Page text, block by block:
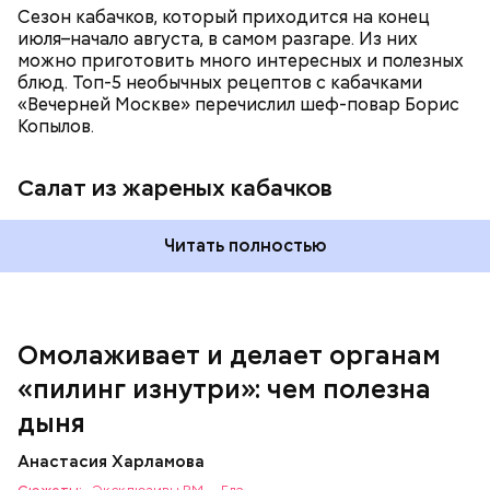
Сезон кабачков, который приходится на конец
июля–начало августа, в самом разгаре. Из них
можно приготовить много интересных и полезных
блюд. Топ-5 необычных рецептов с кабачками
«Вечерней Москве» перечислил шеф-повар Борис
Копылов.
Салат из жареных кабачков
Читать полностью
Омолаживает и делает органам
«пилинг изнутри»: чем полезна
дыня
Анастасия Харламова
кремний — укрепляет кости, зубы, волосы и
ногти и оказывает омолаживающее действие;
клетчатка — достаточно нежная и забирает
излишки холестерина, сахара и соли тяжелых
фолиевая кислота (в большом количестве) —
она необходима беременным женщинам,
чтобы формировалась нервная трубка у
— В момент стресса он держит сосуды под
Вред дыни
А врач-эндокринолог Алексей Калинчев рассказал,
что существует множество блюд, где используют